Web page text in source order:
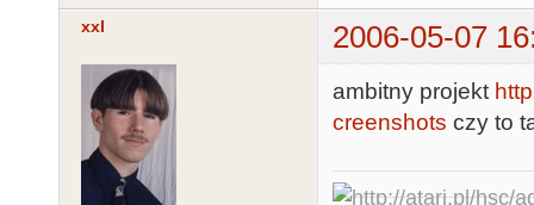
xxl 2006-05-07
ambitny projekt
creenshots czy to